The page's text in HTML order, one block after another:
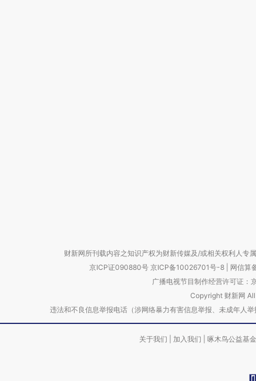
财新网所刊载内容之知识产权为财新传媒及/或相关权利人专
京ICP证090880号 京ICP备10026701号-8 网信算
广播电视节目制作经营许可证：
Copyright 财新网
违法和不良信息举报电话（涉网络暴力有害信息举报、未成年
关于我们 加入我们 啄木鸟公益基